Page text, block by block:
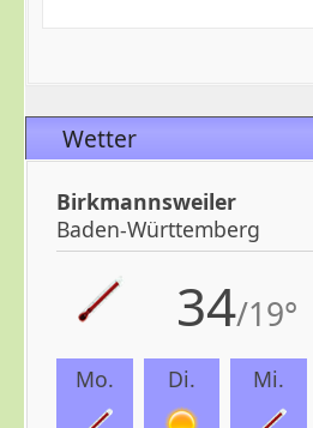
Wetter